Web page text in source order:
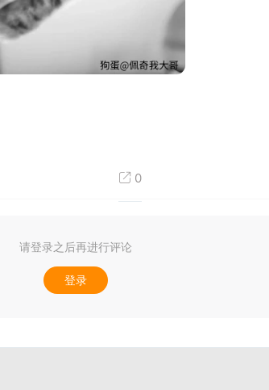
0
请登录之后再进行评论
登录